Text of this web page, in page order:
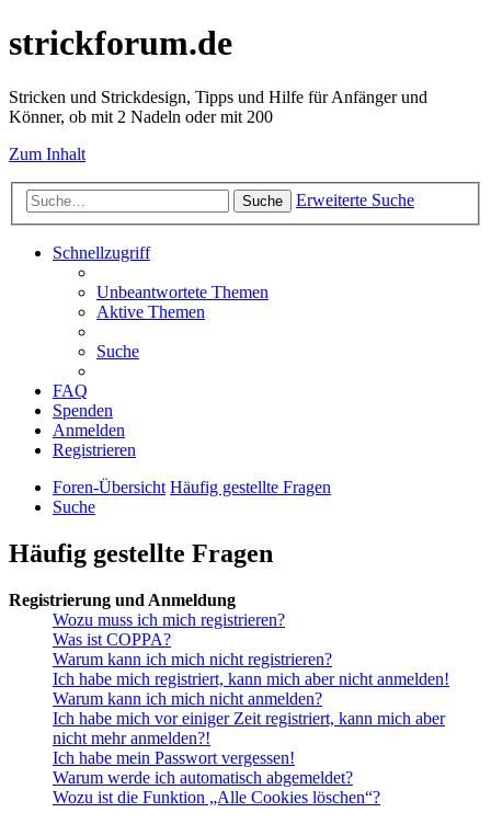
strickforum.de
Stricken und Strickdesign, Tipps und Hilfe für Anfänger und
Könner, ob mit 2 Nadeln oder mit 200
Zum Inhalt
Suche Erweiterte Suche
Schnellzugriff
Unbeantwortete Themen
Aktive Themen
Suche
FAQ
Spenden
Anmelden
Registrieren
Foren-Übersicht Häufig gestellte Fragen
Suche
Häufig gestellte Fragen
Registrierung und Anmeldung
Wozu muss ich mich registrieren?
Was ist COPPA?
Warum kann ich mich nicht registrieren?
Ich habe mich registriert, kann mich aber nicht anmelden!
Warum kann ich mich nicht anmelden?
Ich habe mich vor einiger Zeit registriert, kann mich aber
nicht mehr anmelden?!
Ich habe mein Passwort vergessen!
Warum werde ich automatisch abgemeldet?
Wozu ist die Funktion „Alle Cookies löschen“?